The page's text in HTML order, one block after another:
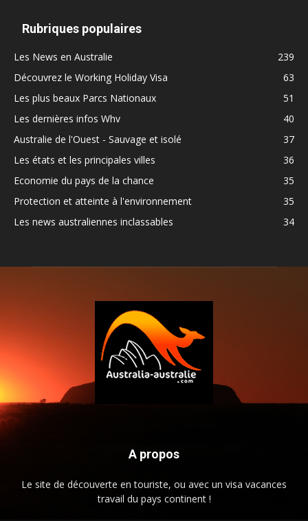
Rubriques populaires
Les News en Australie
239
Découvrez le Working Holiday Visa
63
Les plus beaux Parcs Nationaux
51
Les dernières infos Whv
40
Australie de l'Ouest - Sauvage et isolé
37
Les états et les principales villes
36
Economie du pays de la chance
35
Protection et atteinte à l'environnement
35
Les news australiennes inclassables
34
A propos
Le site de découverte en touriste, ou avec un visa vacances
travail du pays continent !